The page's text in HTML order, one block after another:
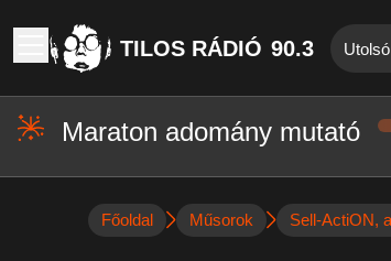
TILOS RÁDIÓ 90.3
Maraton adomány mutató
Főoldal Műsorok Sell-ActiON,